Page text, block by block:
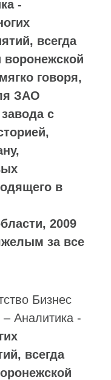
-
всегда
воронежской
говоря,
ЗАО
с
в
2009
за все
Бизнес
Аналитика -
всегда